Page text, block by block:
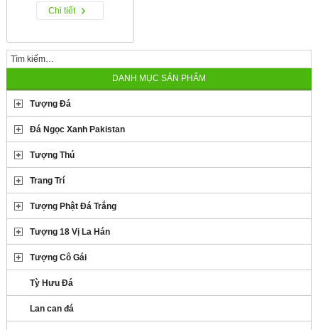
Chi tiết
DANH MỤC SẢN PHẨM
Tượng Đá
Đá Ngọc Xanh Pakistan
Tượng Thú
Trang Trí
Tượng Phật Đá Trắng
Tượng 18 Vị La Hán
Tượng Cô Gái
Tỳ Hưu Đá
Lan can đá